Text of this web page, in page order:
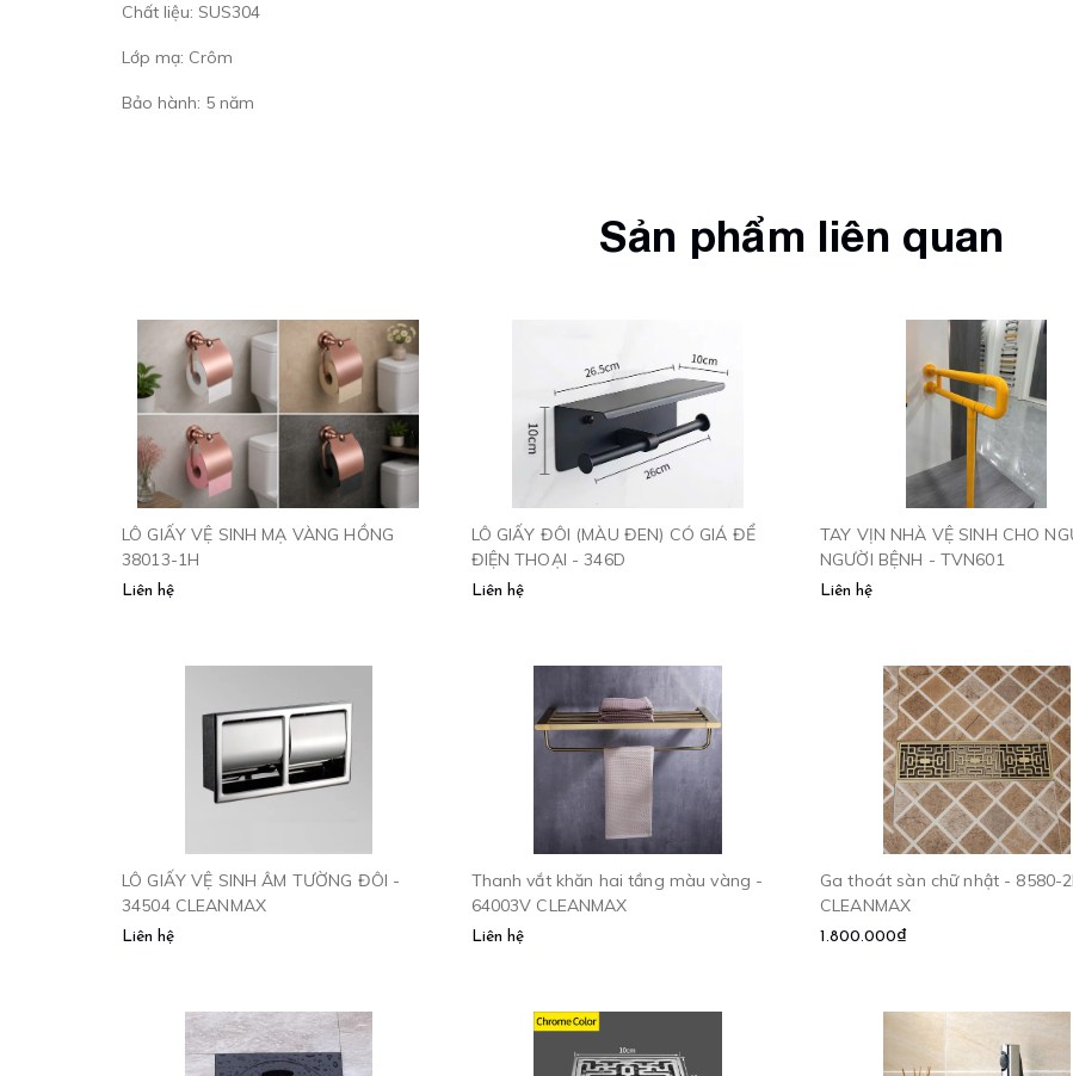
Chất liệu: SUS304
Lớp mạ: Crôm
Bảo hành: 5 năm
Sản phẩm liên quan
LÔ GIẤY VỆ SINH MẠ VÀNG HỒNG
38013-1H
Liên hệ
LÔ GIẤY ĐÔI (MÀU ĐEN) CÓ GIÁ ĐỂ
ĐIỆN THOẠI - 346D
Liên hệ
TAY VỊN NHÀ VỆ SINH CHO
NGƯỜI BỆNH - TVN601
Liên hệ
LÔ GIẤY VỆ SINH ÂM TƯỜNG ĐÔI -
34504 CLEANMAX
Liên hệ
Thanh vắt khăn hai tầng màu vàng -
64003V CLEANMAX
Liên hệ
Ga thoát sàn chữ nhật - 8580-
CLEANMAX
1.800.000₫